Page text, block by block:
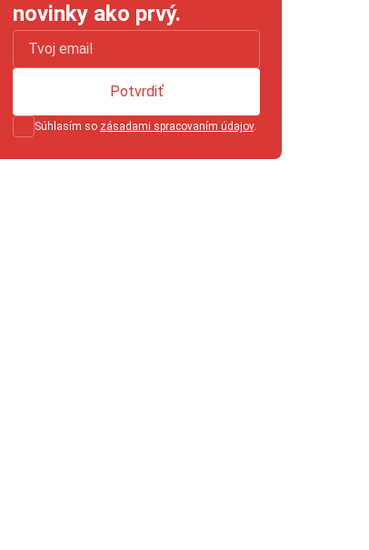
novinky ako prvý.
Súhlasím so zásadami spracovaním údajov.
Potvrdiť